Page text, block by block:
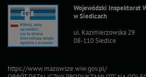
Wojewódzki Inspektorat
w Siedlcach
ul. Kazimierzowska 29
08-110 Siedlce
https://www.mazowsze.wiw.gov.pl/